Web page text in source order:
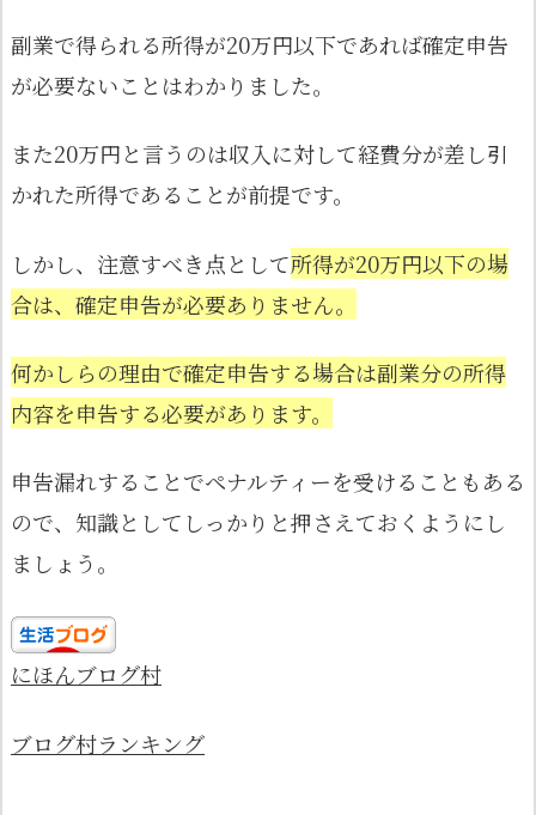
副業で得られる所得が20万円以下であれば確定申告
が必要ないことはわかりました。
また20万円と言うのは収入に対して経費分が差し引
かれた所得であることが前提です。
しかし、注意すべき点として所得が20万円以下の場
合は、確定申告が必要ありません。
何かしらの理由で確定申告する場合は副業分の所得
内容を申告する必要があります。
申告漏れすることでペナルティーを受けることもある
ので、知識としてしっかりと押さえておくようにし
ましょう。
にほんブログ村
ブログ村ランキング